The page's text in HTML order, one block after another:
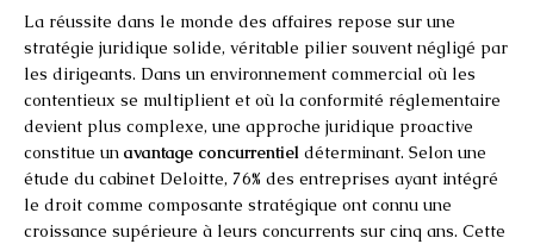
La réussite dans le monde des affaires repose sur une
stratégie juridique solide, véritable pilier souvent négligé par
les dirigeants. Dans un environnement commercial où les
contentieux se multiplient et où la conformité réglementaire
devient plus complexe, une approche juridique proactive
constitue un avantage concurrentiel déterminant. Selon une
étude du cabinet Deloitte, 76% des entreprises ayant intégré
le droit comme composante stratégique ont connu une
croissance supérieure à leurs concurrents sur cinq ans. Cette